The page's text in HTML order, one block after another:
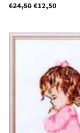
Normale
€24,50€12,50